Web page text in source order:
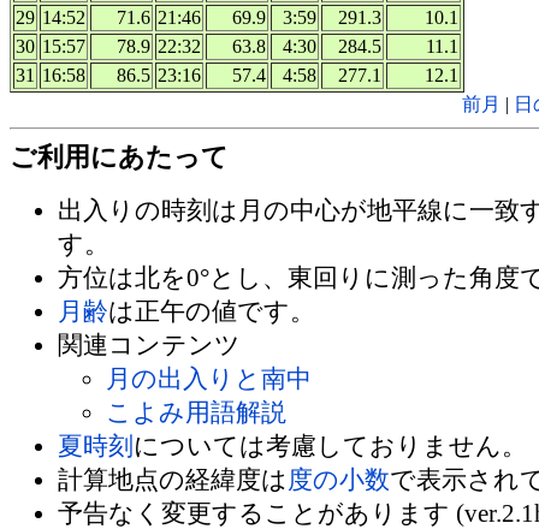
29 14:52 71.6 21:46 69.9 3:59 291.3
10.1
30 15:57 78.9 22:32 63.8 4:30 284.5
11.1
31 16:58 86.5 23:16 57.4 4:58 277.1
12.1
前月 |
ご利用にあたって
出入りの時刻は月の中心が地平線に一致
す。
方位は北を0°とし、東回りに測った角度
月齢は正午の値です。
関連コンテンツ
月の出入りと南中
こよみ用語解説
夏時刻 については考慮しておりません。
計算地点の経緯度は 度の小数で表示され
予告なく変更することがあります